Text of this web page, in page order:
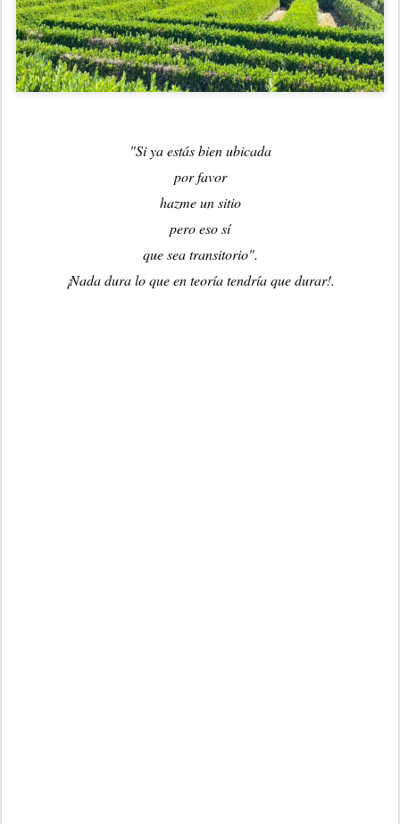
"Si ya estás bien ubicada
porfavor
hazme un sitio
pero eso sí
que sea transitorio".
¡Nada dura lo que en teoría tendría que durar!.